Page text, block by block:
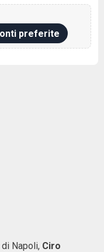
preferite
Napoli, Ciro